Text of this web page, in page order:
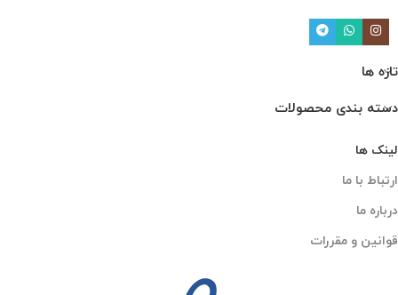
تازه ها
دسته بندی محصولات
لینک ها
ارتباط با ما
درباره ما
قوانین و مقررات